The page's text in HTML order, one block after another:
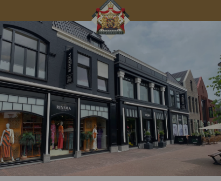
drankje
Gratis retourneren in
de winkel
Deskundig
kledingadvies